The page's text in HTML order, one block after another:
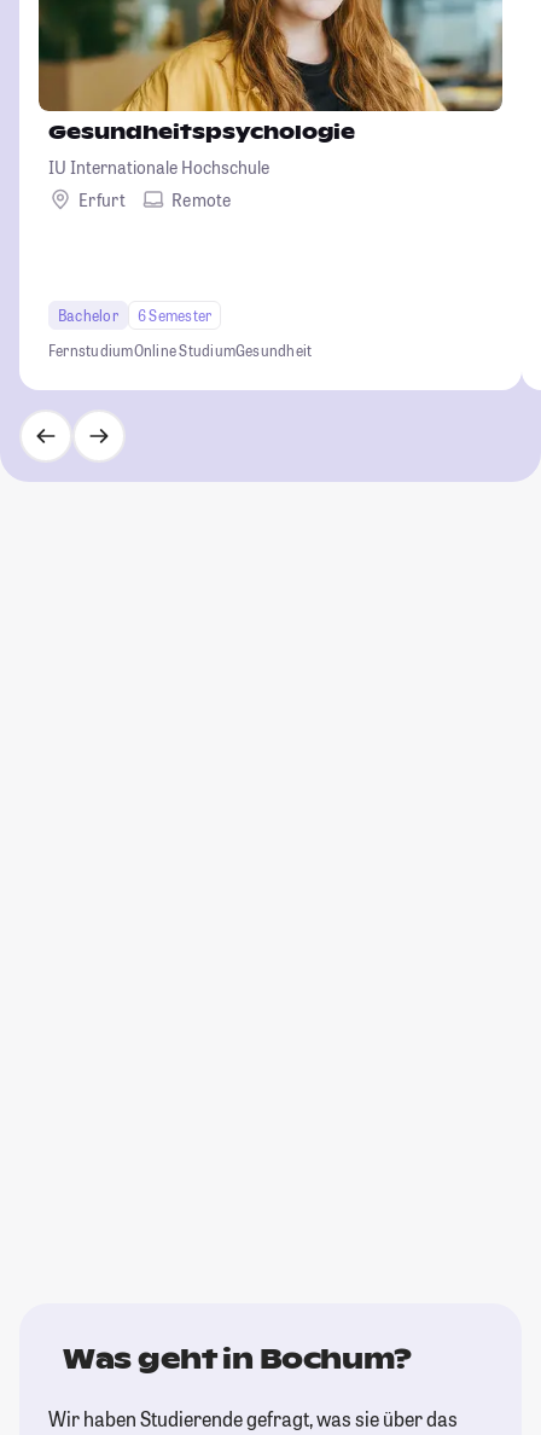
Gesundheitspsychologie
IU Internationale Hochschule
Erfurt
Remote
Bachelor
6 Semester
FernstudiumOnline StudiumGesundheit
Was geht in Bochum?
Wir haben Studierende gefragt, was sie über das